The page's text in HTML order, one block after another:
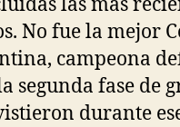
No fue la mejor
campeona
segunda fase de
durante